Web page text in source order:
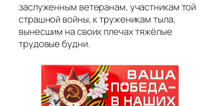
заслуженным ветеранам, участникам той
страшной войны, к труженикам тыла,
вынесшим на своих плечах тяжёлые
трудовые будни.